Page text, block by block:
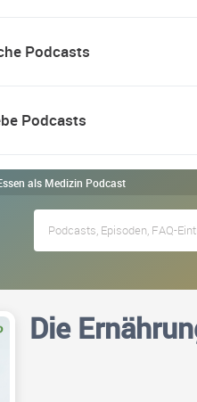
Podcasts
Podcasts
als Medizin Podcast
Die